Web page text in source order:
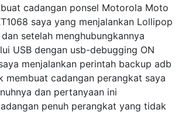
cadangan ponsel Motorola Moto
saya yang menjalankan Lollipop
dan setelah menghubungkannya
USB dengan usb-debugging ON
menjalankan perintah backup adb
membuat cadangan perangkat saya
dan pertanyaan ini
penuh perangkat yang tidak